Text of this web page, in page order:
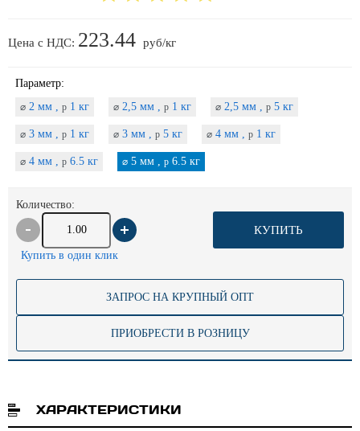
Цена с НДС: 223.44 руб/кг
Параметр:
⌀ 2 мм , p 1 кг ⌀ 2,5 мм , p 1 кг ⌀ 2,5 мм , p 5 кг
⌀ 3 мм , p 1 кг ⌀ 3 мм , p 5 кг ⌀ 4 мм , p 1 кг
⌀ 4 мм , p 6.5 кг ⌀ 5 мм , p 6.5 кг
Количество:
КУПИТЬ
Купить в один клик
ЗАПРОС НА КРУПНЫЙ ОПТ
ПРИОБРЕСТИ В РОЗНИЦУ
ХАРАКТЕРИСТИКИ